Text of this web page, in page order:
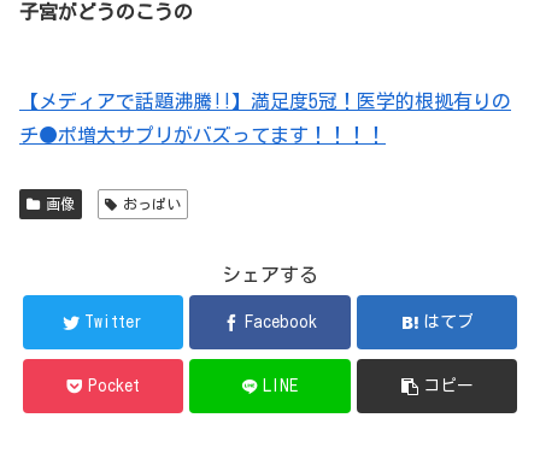
子宮がどうのこうの
【メディアで話題沸騰!!】満足度5冠！医学的根拠有りの
チ●ポ増大サプリがバズってます！！！！
画像 おっぱい
シェアする
Twitter Facebook はてブ
Pocket LINE コピー